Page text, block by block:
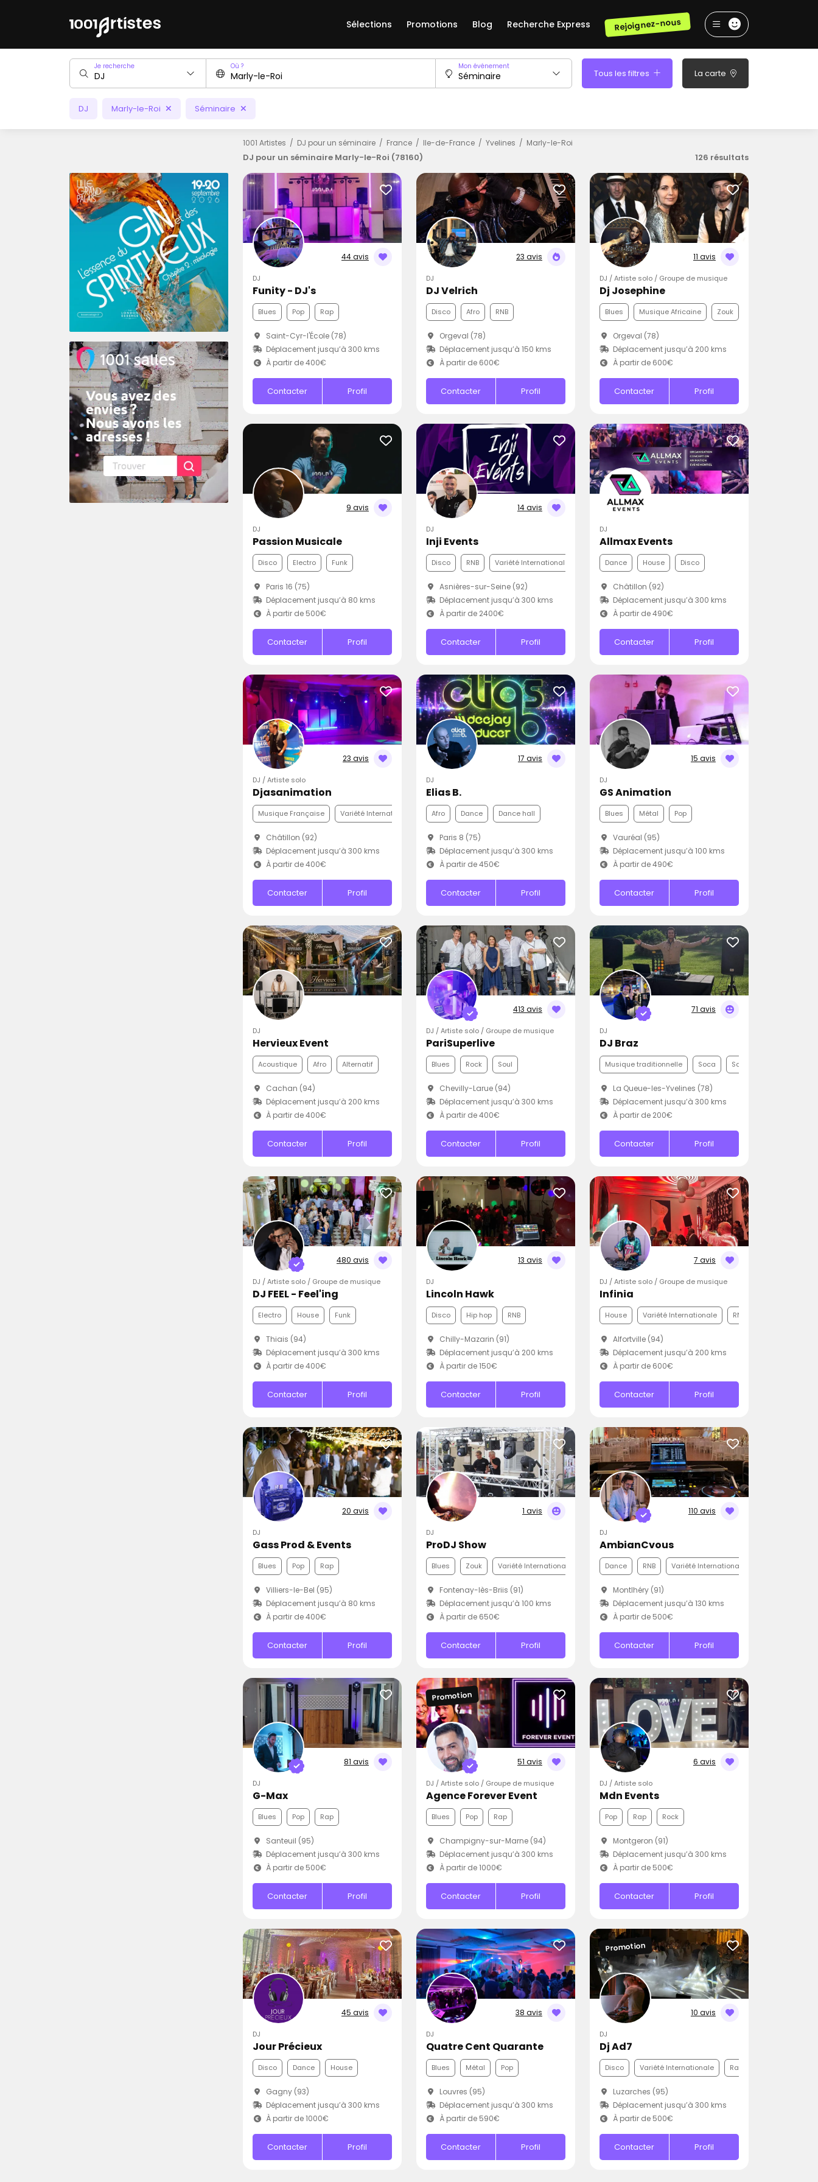
Sélections Promotions Blog Recherche Express Rejoignez-nous
Je recherche Où ? Mon événement
Tous les filtres La carte
DJ Marly-le-Roi Séminaire
1001 Artistes DJ pour un séminaire France Ile-de-France Yvelines Marly-le-Roi
DJ pour un séminaire Marly-le-Roi (78160) 126 résultats
44 avis
DJ
Funity - DJ's
Blues Pop Rap
Saint-Cyr-l'École (78)
Déplacement jusqu’à 300 kms
À partir de 400€
Contacter Profil
23 avis
DJ
DJ Velrich
Disco Afro RNB
Orgeval (78)
Déplacement jusqu’à 150 kms
À partir de 600€
Contacter Profil
11 avis
DJ / Artiste solo / Groupe de musique
Dj Josephine
Blues Musique Africaine Zouk
Orgeval (78)
Déplacement jusqu’à 200 kms
À partir de 600€
Contacter Profil
9 avis
DJ
Passion Musicale
Disco Electro Funk
Paris 16 (75)
Déplacement jusqu’à 80 kms
À partir de 500€
Contacter Profil
14 avis
DJ
Inji Events
Disco RNB Variété Internationale
Asnières-sur-Seine (92)
Déplacement jusqu’à 300 kms
À partir de 2400€
Contacter Profil
DJ
Allmax Events
Dance House Disco
Châtillon (92)
Déplacement jusqu’à 300 kms
À partir de 490€
Contacter Profil
23 avis
DJ / Artiste solo
Djasanimation
Musique Française Variété Internationale Disco
Châtillon (92)
Déplacement jusqu’à 300 kms
À partir de 400€
Contacter Profil
17 avis
DJ
Elias B.
Afro Dance Dance hall
Paris 8 (75)
Déplacement jusqu’à 300 kms
À partir de 450€
Contacter Profil
15 avis
DJ
GS Animation
Blues Métal Pop
Vauréal (95)
Déplacement jusqu’à 100 kms
À partir de 490€
Contacter Profil
DJ
Hervieux Event
Acoustique Afro Alternatif
Cachan (94)
Déplacement jusqu’à 200 kms
À partir de 400€
Contacter Profil
413 avis
DJ / Artiste solo / Groupe de musique
PariSuperlive
Blues Rock Soul
Chevilly-Larue (94)
Déplacement jusqu’à 300 kms
À partir de 400€
Contacter Profil
71 avis
DJ
DJ Braz
Musique traditionnelle Soca Samba
La Queue-les-Yvelines (78)
Déplacement jusqu’à 300 kms
À partir de 200€
Contacter Profil
480 avis
DJ / Artiste solo / Groupe de musique
DJ FEEL - Feel'ing
Electro House Funk
Thiais (94)
Déplacement jusqu’à 300 kms
À partir de 400€
Contacter Profil
13 avis
DJ
Lincoln Hawk
Disco Hip hop RNB
Chilly-Mazarin (91)
Déplacement jusqu’à 200 kms
À partir de 150€
Contacter Profil
7 avis
DJ / Artiste solo / Groupe de musique
Infinia
House Variété Internationale RNB
Alfortville (94)
Déplacement jusqu’à 200 kms
À partir de 600€
Contacter Profil
20 avis
DJ
Gass Prod & Events
Blues Pop Rap
Villiers-le-Bel (95)
Déplacement jusqu’à 80 kms
À partir de 400€
Contacter Profil
1 avis
DJ
ProDJ Show
Blues Zouk Variété Internationale
Fontenay-lès-Briis (91)
Déplacement jusqu’à 100 kms
À partir de 650€
Contacter Profil
110 avis
DJ
AmbianCvous
Dance RNB Variété Internationale
Montlhéry (91)
Déplacement jusqu’à 130 kms
À partir de 500€
Contacter Profil
81 avis
DJ
G-Max
Blues Pop Rap
Santeuil (95)
Déplacement jusqu’à 300 kms
À partir de 500€
Contacter Profil
51 avis
Promotion
DJ / Artiste solo / Groupe de musique
Agence Forever Event
Blues Pop Rap
Champigny-sur-Marne (94)
Déplacement jusqu’à 300 kms
À partir de 1000€
Contacter Profil
6 avis
DJ / Artiste solo
Mdn Events
Pop Rap Rock
Montgeron (91)
Déplacement jusqu’à 300 kms
À partir de 500€
Contacter Profil
45 avis
DJ
Jour Précieux
Disco Dance House
Gagny (93)
Déplacement jusqu’à 300 kms
À partir de 1000€
Contacter Profil
38 avis
DJ
Quatre Cent Quarante
Blues Métal Pop
Louvres (95)
Déplacement jusqu’à 300 kms
À partir de 590€
Contacter Profil
10 avis
Promotion
DJ
Dj Ad7
Disco Variété Internationale Rap
Luzarches (95)
Déplacement jusqu’à 300 kms
À partir de 500€
Contacter Profil